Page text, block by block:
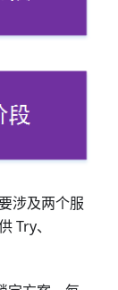
涉及两个服
Try、